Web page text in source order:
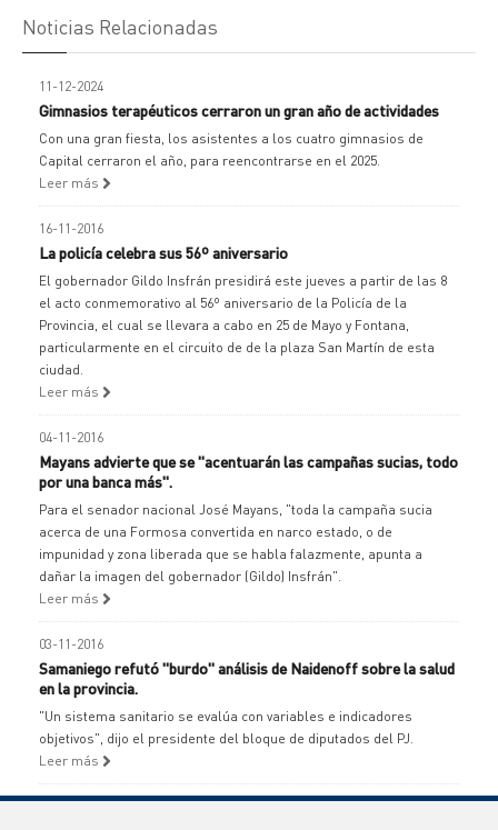
Noticias Relacionadas
11-12-2024
Gimnasios terapéuticos cerraron un gran año de actividades
Con una gran fiesta, los asistentes a los cuatro gimnasios de
Capital cerraron el año, para reencontrarse en el 2025.
Leer más
16-11-2016
La policía celebra sus 56º aniversario
El gobernador Gildo Insfrán presidirá este jueves a partir de las 8
el acto conmemorativo al 56º aniversario de la Policía de la
Provincia, el cual se llevara a cabo en 25 de Mayo y Fontana,
particularmente en el circuito de de la plaza San Martín de esta
ciudad.
Leer más
04-11-2016
Mayans advierte que se "acentuarán las campañas sucias, todo
por una banca más".
Para el senador nacional José Mayans, "toda la campaña sucia
acerca de una Formosa convertida en narco estado, o de
impunidad y zona liberada que se habla falazmente, apunta a
dañar la imagen del gobernador (Gildo) Insfrán".
Leer más
03-11-2016
Samaniego refutó "burdo" análisis de Naidenoff sobre la salud
en la provincia.
"Un sistema sanitario se evalúa con variables e indicadores
objetivos", dijo el presidente del bloque de diputados del PJ.
Leer más